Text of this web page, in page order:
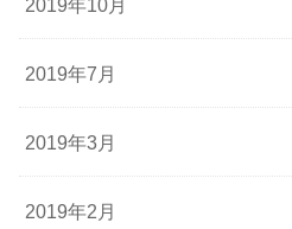
2019年10月
2019年7月
2019年3月
2019年2月